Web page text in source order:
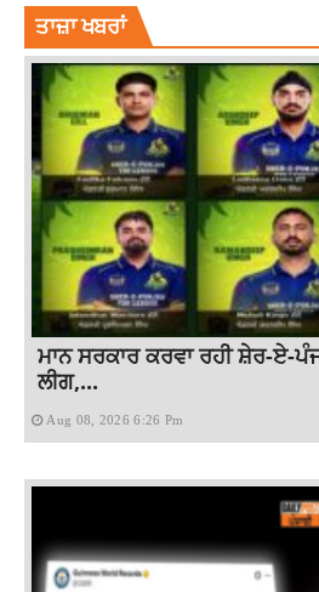
ਤਾਜ਼ਾ ਖਬਰਾਂ
ਮਾਨ ਸਰਕਾਰ ਕਰਵਾ ਰਹੀ ਸ਼ੇਰ-ਏ-
ਲੀਗ,...
Aug 08, 2026 6:26 Pm